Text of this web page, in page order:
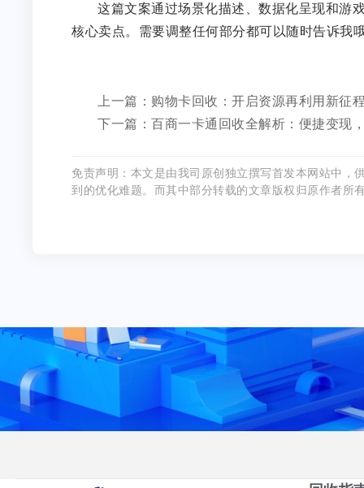
这篇文案通过场景化描述、数据化呈现和游
核心卖点。需要调整任何部分都可以随时告诉我
上一篇：购物卡回收：开启资源再利用新征
下一篇：百商一卡通回收全解析：便捷变现
免责声明：本文是由我司原创独立撰写首发本网站中，
到的优化难题。而其中部分转载的文章版权归原作者所